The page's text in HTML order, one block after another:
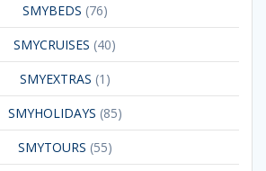
SMYBEDS (76)
SMYCRUISES (40)
SMYEXTRAS (1)
SMYHOLIDAYS (85)
SMYTOURS (55)